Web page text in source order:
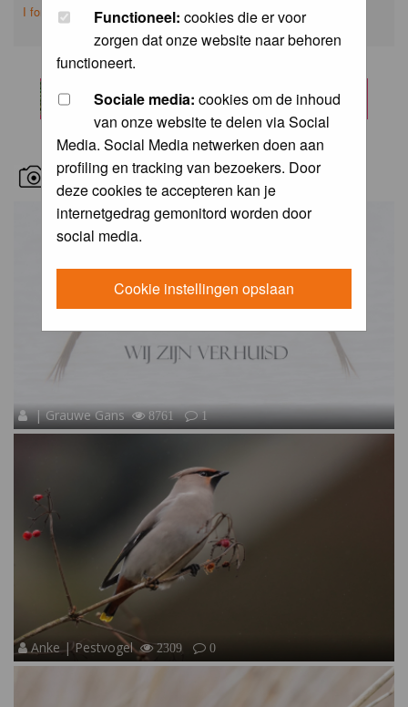
Functioneel: cookies die er voor
zorgen dat onze website naar behoren
functioneert.
Sociale media: cookies om de inhoud
van onze website te delen via Social
Media. Social Media netwerken doen aan
profiling en tracking van bezoekers. Door
deze cookies te accepteren kan je
internetgedrag gemonitord worden door
social media.
Cookie instellingen opslaan
I forgot my password
RECENT BIRD PICS
| Grauwe Gans 8761 1
Anke | Pestvogel 2309 0